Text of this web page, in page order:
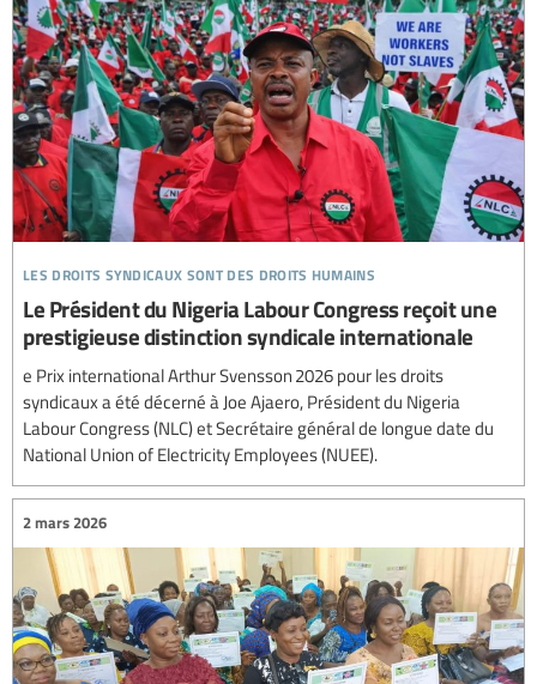
les droits syndicaux sont des droits humains
Le Président du Nigeria Labour Congress reçoit une
prestigieuse distinction syndicale internationale
e Prix international Arthur Svensson 2026 pour les droits
syndicaux a été décerné à Joe Ajaero, Président du Nigeria
Labour Congress (NLC) et Secrétaire général de longue date du
National Union of Electricity Employees (NUEE).
2 mars 2026